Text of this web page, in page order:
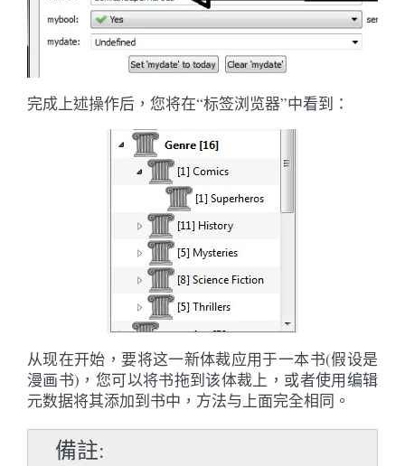
完成上述操作后，您将在“标签浏览器”中看到：
从现在开始，要将这一新体裁应用于一本书(假设是
漫画书)，您可以将书拖到该体裁上，或者使用编辑
元数据将其添加到书中，方法与上面完全相同。
備註